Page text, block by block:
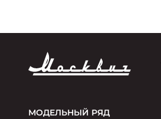
МОДЕЛЬНЫЙ РЯД